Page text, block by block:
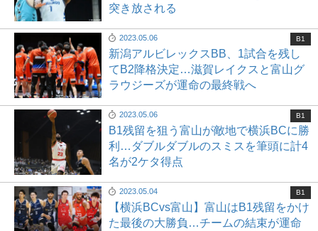
突き放される
2023.05.06
新潟アルビレックスBB、1試合を残し
てB2降格決定…滋賀レイクスと富山グ
ラウジーズが運命の最終戦へ
B1
2023.05.06
B1残留を狙う富山が敵地で横浜BCに勝
利…ダブルダブルのスミスを筆頭に計4
名が2ケタ得点
B1
2023.05.04
【横浜BCvs富山】富山はB1残留をかけ
た最後の大勝負…チームの結束が運命
B1